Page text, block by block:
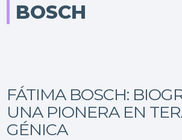
BOSCH
FÁTIMA BOSCH:
UNA PIONERA EN
GÉNICA